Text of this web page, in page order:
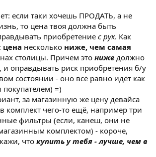
если таки хочешь ПРОДАТЬ, а не
то цена твоя должна быть
приобретение с рук. Как
цена несколько ниже, чем самая
столицы. Причем этониже должно
оправдывать риск приобретения б/у
состоянии - оно всё равно идёт как
=)
за магазинную же цену девайса
комплект чего-то ещё, например три
фильтры (если, канеш, они не
комплектом) - короче,
что купить у тебя - лучше, чем в